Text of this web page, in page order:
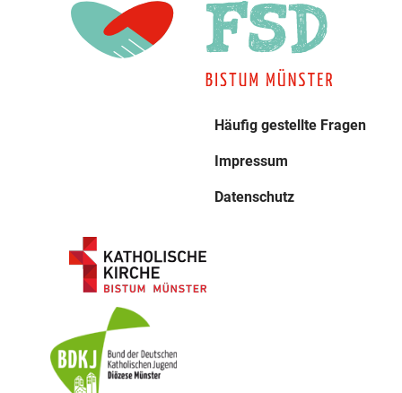
Häufig gestellte Fragen
Impressum
Datenschutz